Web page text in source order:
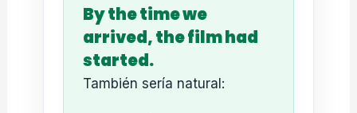
By the time we
arrived, the film had
started.
También sería natural: